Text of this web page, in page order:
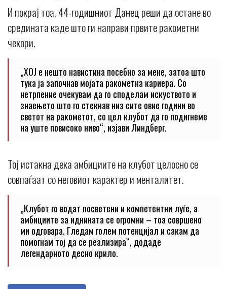
И покрај тоа, 44-годишниот Данец реши да остане во
средината каде што ги направи првите ракометни
чекори.
„ХОЈ е нешто навистина посебно за мене, затоа што
тука ја започнав мојата ракометна кариера. Со
нетрпение очекувам да го споделам искуството и
знаењето што го стекнав низ сите овие години во
светот на ракометот, со цел клубот да го подигнеме
на уште повисоко ниво“, изјави Линдберг.
Тој истакна дека амбициите на клубот целосно се
совпаѓаат со неговиот карактер и менталитет.
„Клубот го водат посветени и компетентни луѓе, а
амбициите за иднината се огромни – тоа совршено
ми одговара. Гледам голем потенцијал и сакам да
помогнам тој да се реализира“, додаде
легендарното десно крило.